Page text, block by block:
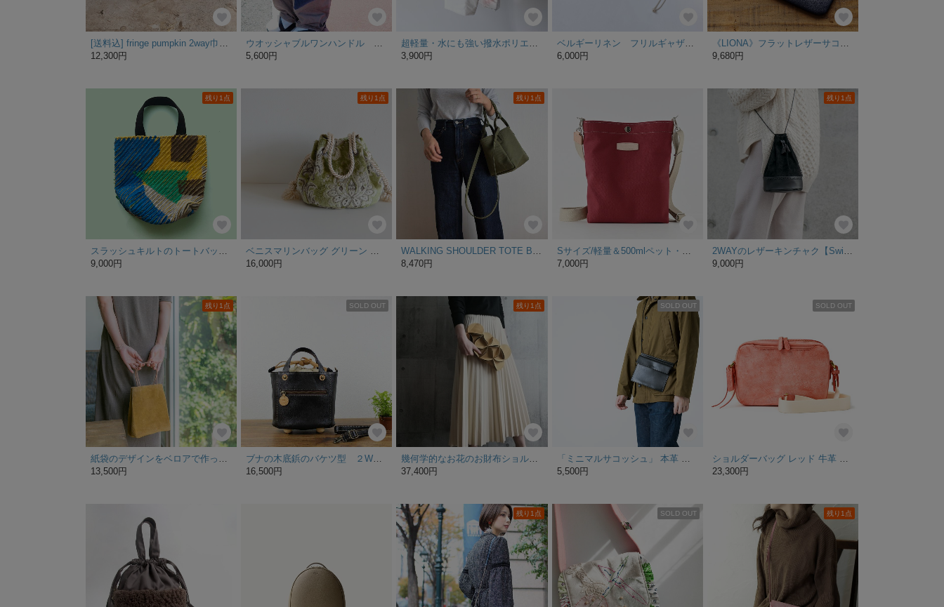
12,300円
5,600円
3,900円
ベルギーリネン フリルギャザー巾着バッグ キナリ×レッド
6,000円
9,680円
残り1点
9,000円
残り1点
16,000円
残り1点
8,470円
7,000円
残り1点
9,000円
残り1点
13,500円
SOLD OUT
16,500円
残り1点
37,400円
SOLD OUT
5,500円
SOLD OUT
23,300円
残り1点 SOLD OUT 残り1点